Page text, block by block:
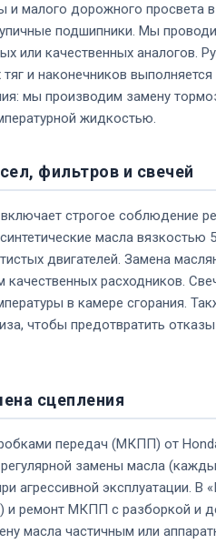
и малого дорожного просвета
подшипники. Мы
или качественных аналогов.
и наконечников
мы производим замену
жидкостью.
фильтров и свечей
строгое соблюдение
масла вязкостью
двигателей. Замена
расходников.
в камере сгорания.
чтобы предотвратить
сцепления
передач (МКПП) от
замены масла
агрессивной эксплуатации. В
ремонт МКПП с разборкой и
масла частичным или